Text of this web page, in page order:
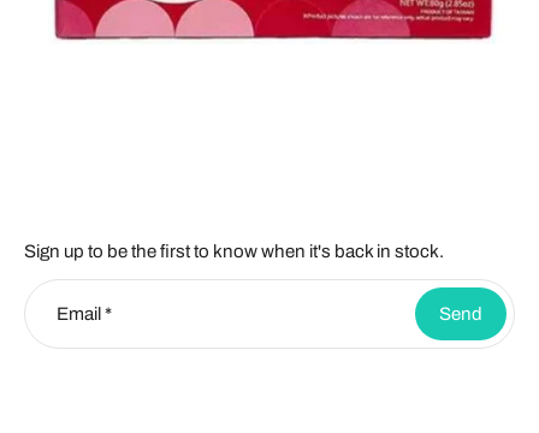
Sign up to be the first to know when it's back in stock.
Email * Send